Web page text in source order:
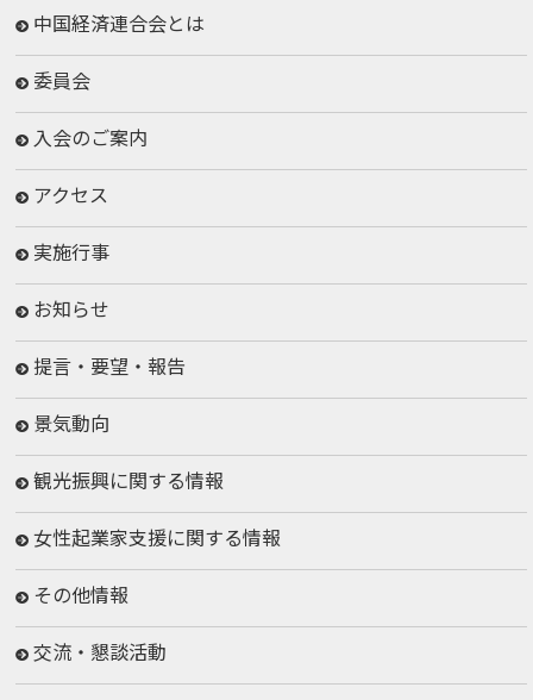
中国経済連合会とは
委員会
入会のご案内
アクセス
実施行事
お知らせ
提言・要望・報告
景気動向
観光振興に関する情報
女性起業家支援に関する情報
その他情報
交流・懇談活動